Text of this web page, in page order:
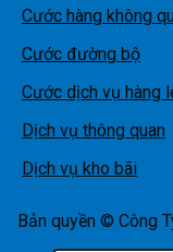
Cước hàng không
Cước đường bộ
Cước dịch vụ hàng
Dịch vụ thông quan
Dịch vụ kho bãi
Bản quyền © Công